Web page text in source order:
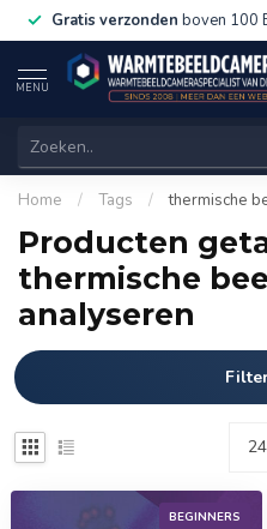
Gratis verzonden boven 100
MENU
Home / Tags / thermische
Producten
thermische
analyseren
BEGINNERS